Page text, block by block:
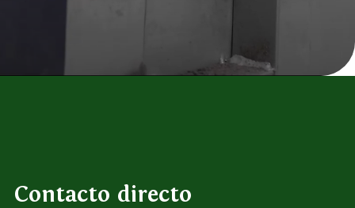
Contacto directo